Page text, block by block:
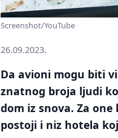
Screenshot/YouTube
26.09.2023.
Da avioni mogu biti
znatnog broja ljudi
dom iz snova. Za
postoji i niz hotela